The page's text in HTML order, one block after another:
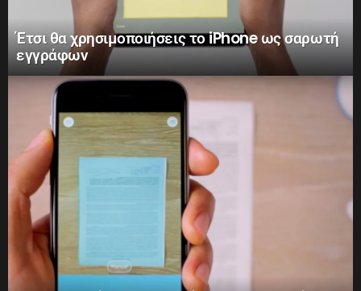
Έτσι θα χρησιμοποιήσεις το iPhone ως σαρωτή
εγγράφων